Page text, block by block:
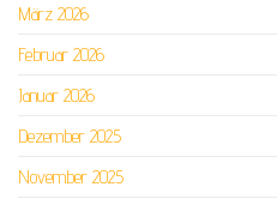
März 2026
Februar 2026
Januar 2026
Dezember 2025
November 2025